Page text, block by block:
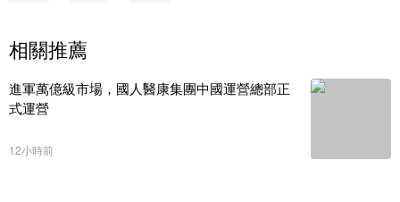
相關推薦
進軍萬億級市場，國人醫康集團中國運營總部正
式運營
12小時前